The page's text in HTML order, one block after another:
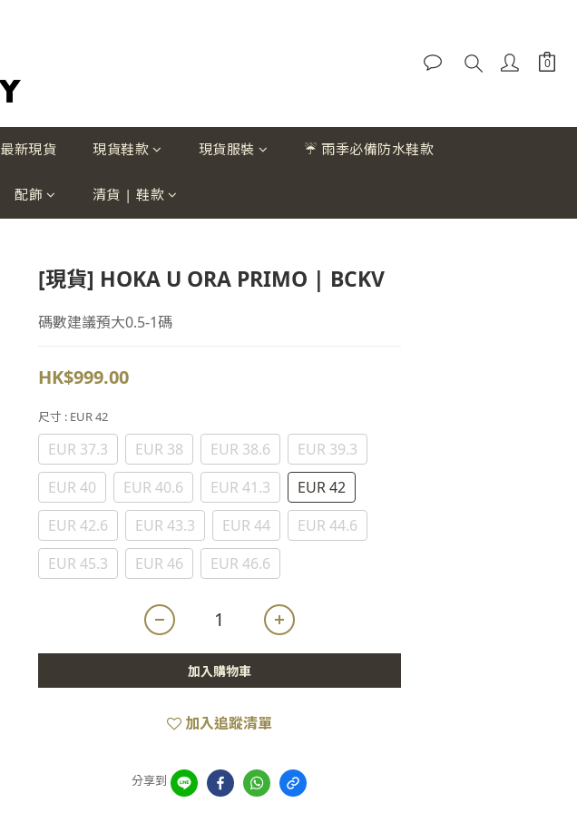
最新現貨 現貨鞋款 現貨服裝 ☔ 雨季必備防水鞋款
配飾 清貨 | 鞋款
[現貨] HOKA U ORA PRIMO | BCKV
碼數建議預大0.5-1碼
HK$999.00
尺寸 : EUR 42
EUR 37.3 EUR 38 EUR 38.6
EUR 39.3
EUR 40
EUR 40.6 EUR 41.3
EUR 42
EUR 42.6
EUR 43.3 EUR 44
EUR 44.6
EUR 45.3
EUR 46 EUR 46.6
加入購物車
加入追蹤清單
分享到